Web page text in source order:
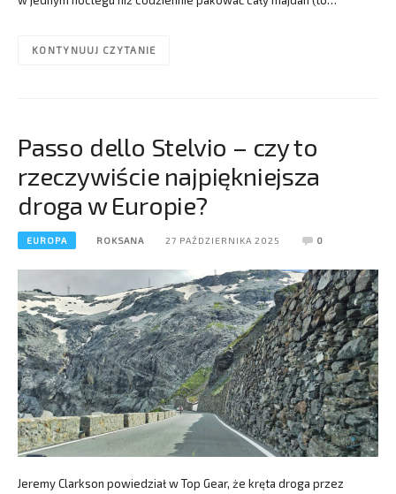
KONTYNUUJ CZYTANIE
Passo dello Stelvio – czy to
rzeczywiście najpiękniejsza
droga w Europie?
EUROPA ROKSANA 27 PAŹDZIERNIKA 2025 0
Jeremy Clarkson powiedział w Top Gear, że kręta droga przez